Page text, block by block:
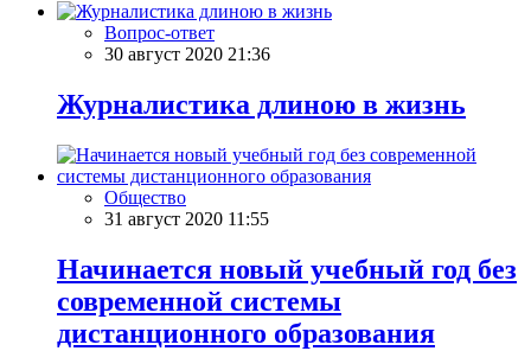
Вопрос-ответ
30 август 2020 21:36
Журналистика длиною в жизнь
Общество
31 август 2020 11:55
Начинается новый учебный год без
современной системы
дистанционного образования